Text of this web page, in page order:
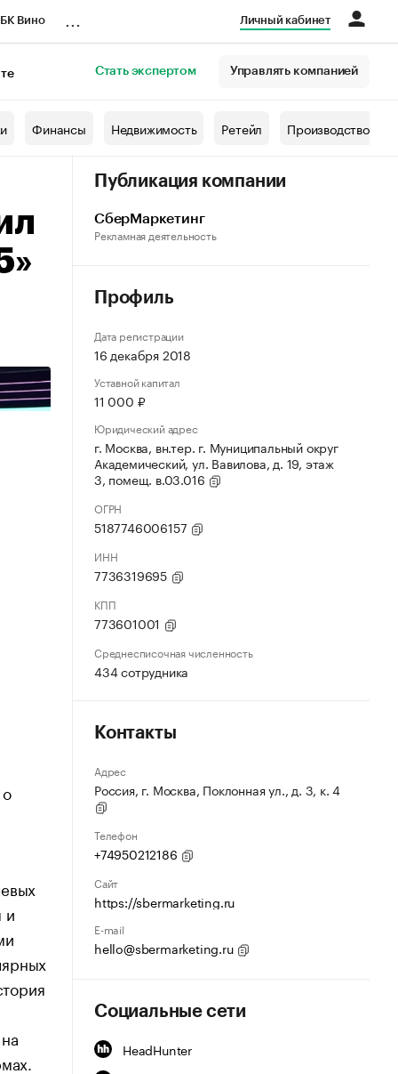
Вино Личный кабинет
Стать экспертом Управлять компанией
Финансы Недвижимость Ретейл Производство
и
Публикация компании
СберМаркетинг
Рекламная деятельность
Профиль
Дата регистрации
16 декабря 2018
Уставной капитал
11 000 ₽
Юридический адрес
г. Москва, вн.тер. г. Муниципальный округ
Академический, ул. Вавилова, д. 19, этаж
3, помещ. в.03.016
ОГРН
5187746006157
ИНН
7736319695
КПП
773601001
Среднесписочная численность
434 сотрудника
Контакты
Адрес
Россия, г. Москва, Поклонная ул., д. 3, к. 4
Телефон
+74950212186
Сайт
https://sbermarketing.ru
E-mail
hello@sbermarketing.ru
Социальные сети
HeadHunter